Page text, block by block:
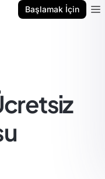
Başlamak İçin